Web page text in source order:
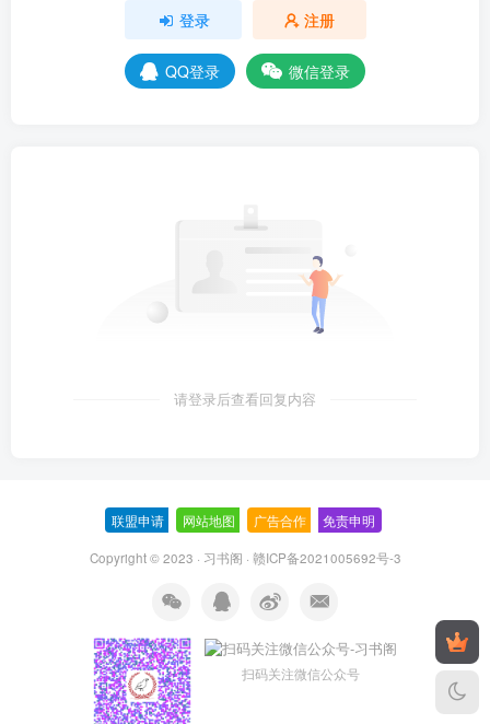
登录 注册
QQ登录 微信登录
请登录后查看回复内容
联盟申请 网站地图 广告合作 免责申明
Copyright © 2023 · 习书阁 · 赣ICP备2021005692号-3
扫码关注微信公众号